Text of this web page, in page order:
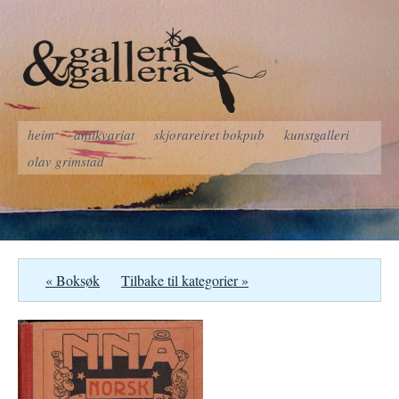
heim antikvariat skjorareiret bokpub
kunstgalleri
olav grimstad
« Boksøk Tilbake til kategorier »